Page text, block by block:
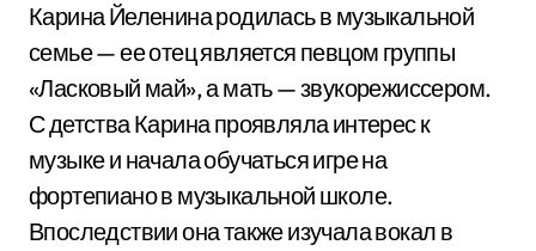
Карина Йеленина родилась в музыкальной
семье — ее отец является певцом группы
«Ласковый май», а мать — звукорежиссером.
С детства Карина проявляла интерес к
музыке и начала обучаться игре на
фортепиано в музыкальной школе.
Впоследствии она также изучала вокал в